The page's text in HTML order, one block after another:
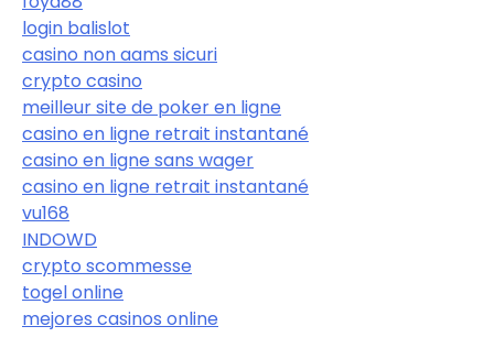
login balislot
casino non aams sicuri
crypto casino
meilleur site de poker en ligne
casino en ligne retrait instantané
casino en ligne sans wager
casino en ligne retrait instantané
vu168
INDOWD
crypto scommesse
togel online
mejores casinos online